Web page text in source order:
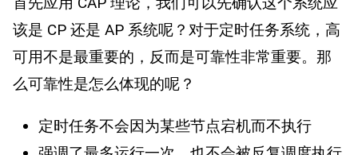
该是 CP 还是 AP 系统呢？对于定时任务系统，高
可用不是最重要的，反而是可靠性非常重要。那
么可靠性是怎么体现的呢？
定时任务不会因为某些节点宕机而不执行